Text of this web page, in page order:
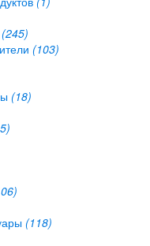
(245)
(103)
(18)
(118)